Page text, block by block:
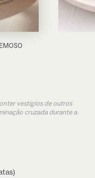
vestígios de outros
cruzada durante a